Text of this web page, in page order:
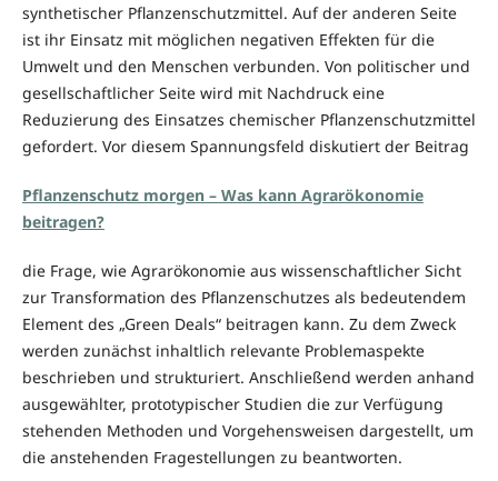
synthetischer Pflanzenschutzmittel. Auf der anderen Seite
ist ihr Einsatz mit möglichen negativen Effekten für die
Umwelt und den Menschen verbunden. Von politischer und
gesellschaftlicher Seite wird mit Nachdruck eine
Reduzierung des Einsatzes chemischer Pflanzenschutzmittel
gefordert. Vor diesem Spannungsfeld diskutiert der Beitrag
Pflanzenschutz morgen – Was kann Agrarökonomie
beitragen?
die Frage, wie Agrarökonomie aus wissenschaftlicher Sicht
zur Transformation des Pflanzenschutzes als bedeutendem
Element des „Green Deals“ beitragen kann. Zu dem Zweck
werden zunächst inhaltlich relevante Problemaspekte
beschrieben und strukturiert. Anschließend werden anhand
ausgewählter, prototypischer Studien die zur Verfügung
stehenden Methoden und Vorgehensweisen dargestellt, um
die anstehenden Fragestellungen zu beantworten.